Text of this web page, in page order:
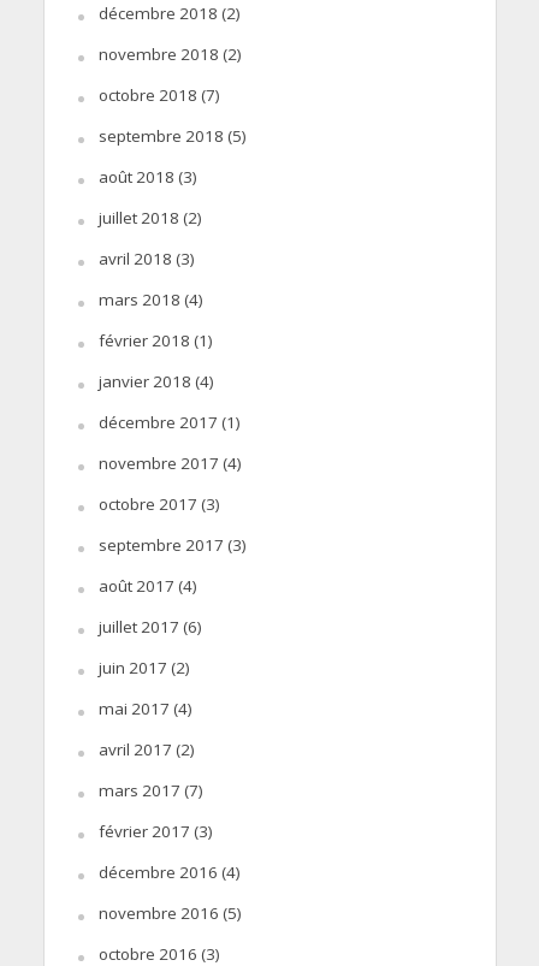
décembre 2018 (2)
novembre 2018 (2)
octobre 2018 (7)
septembre 2018 (5)
août 2018 (3)
juillet 2018 (2)
avril 2018 (3)
mars 2018 (4)
février 2018 (1)
janvier 2018 (4)
décembre 2017 (1)
novembre 2017 (4)
octobre 2017 (3)
septembre 2017 (3)
août 2017 (4)
juillet 2017 (6)
juin 2017 (2)
mai 2017 (4)
avril 2017 (2)
mars 2017 (7)
février 2017 (3)
décembre 2016 (4)
novembre 2016 (5)
octobre 2016 (3)